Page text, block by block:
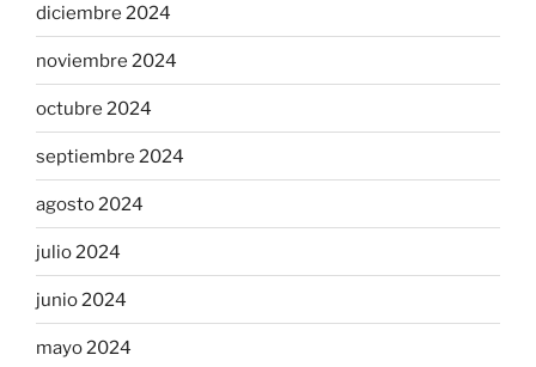
diciembre 2024
noviembre 2024
octubre 2024
septiembre 2024
agosto 2024
julio 2024
junio 2024
mayo 2024